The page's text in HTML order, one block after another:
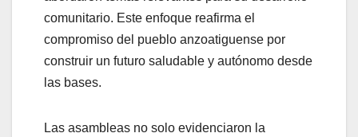
comunitario. Este enfoque reafirma el
compromiso del pueblo anzoatiguense por
construir un futuro saludable y autónomo desde
las bases.
Las asambleas no solo evidenciaron la